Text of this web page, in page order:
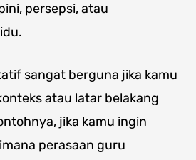
persepsi, atau
sangat berguna jika kamu
atau latar belakang
jika kamu ingin
perasaan guru